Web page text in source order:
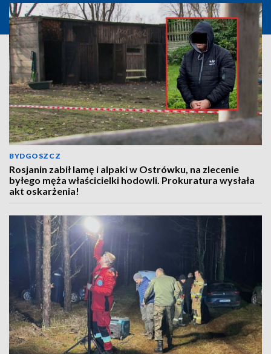
BYDGOSZCZ
Rosjanin zabił lamę i alpaki w Ostrówku, na zlecenie
byłego męża właścicielki hodowli. Prokuratura wysłała
akt oskarżenia!